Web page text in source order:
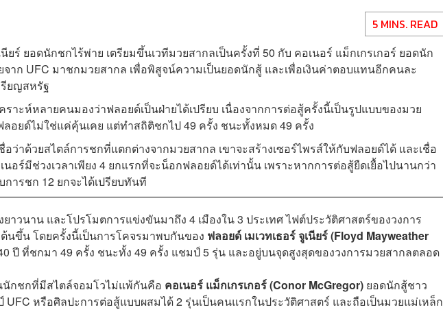
5 MINS. READ
นียร์ ยอดนักชกไร้พ่าย เตรียมขึ้นเวทีมวยสากลเป็นครั้งที่ 50 กับ คอเนอร์ แม็กเกรเกอร์ ยอดนัก
าก UFC มาชกมวยสากล เพื่อพิสูจน์ความเป็นยอดนักสู้ และเพื่อเงินค่าตอบแทนอีกคนละ
รียญสหรัฐ
าะห์หลายคนมองว่าฟลอยด์เป็นฝ่ายได้เปรียบ เนื่องจากการต่อสู้ครั้งนี้เป็นรูปแบบของมวย
อยด์ไม่ใช่แค่คุ้นเคย แต่ทำสถิติชกไป 49 ครั้ง ชนะทั้งหมด 49 ครั้ง
อว่าด้วยสไตล์การชกที่แตกต่างจากมวยสากล เขาจะสร้างเซอร์ไพรส์ให้กับฟลอยด์ได้ และเชื่อ
อร์มีช่วงเวลาเพียง 4 ยกแรกที่จะน็อกฟลอยด์ได้เท่านั้น เพราะหากการต่อสู้ยืดเยื้อไปนานกว่า
ารชก 12 ยกจะได้เปรียบทันที
วนาน และโปรโมตการแข่งขันมาถึง 4 เมืองใน 3 ประเทศ ไฟต์ประวัติศาสตร์ของวงการ
นขึ้น โดยครั้งนี้เป็นการโคจรมาพบกันของ ฟลอยด์ เมเวทเธอร์ จูเนียร์ (Floyd Mayweather
ปี ที่ชกมา 49 ครั้ง ชนะทั้ง 49 ครั้ง แชมป์ 5 รุ่น และอยู่บนจุดสูงสุดของวงการมวยสากลตลอด
กชกที่มีสไตล์จอมโวไม่แพ้กันคือ คอเนอร์ แม็กเกรเกอร์ (Conor McGregor) ยอดนักสู้ชาว
หรือศิลปะการต่อสู้แบบผสมได้ 2 รุ่นเป็นคนแรกในประวัติศาสตร์ และถือเป็นมวยแม่เหล็ก